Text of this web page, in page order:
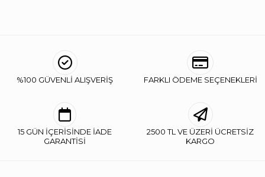
%100 GÜVENLİ ALIŞVERİŞ FARKLI ÖDEME SEÇENEKLERİ
15 GÜN İÇERİSİNDE İADE
GARANTİSİ
2500 TL VE ÜZERİ ÜCRETSİZ
KARGO